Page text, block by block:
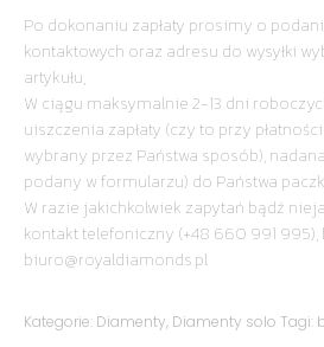
Po dokonaniu zapłaty prosimy o
kontaktowych oraz adresu do wysyłki
artykułu,
W ciągu maksymalnie 2-13 dni
uiszczenia zapłaty (czy to przy
wybrany przez Państwa sposób),
podany w formularzu) do Państwa
W razie jakichkolwiek zapytań bądź
kontakt telefoniczny (+48 660 991 995),
biuro@royaldiamonds.pl
Kategorie: Diamenty, Diamenty solo Tagi: